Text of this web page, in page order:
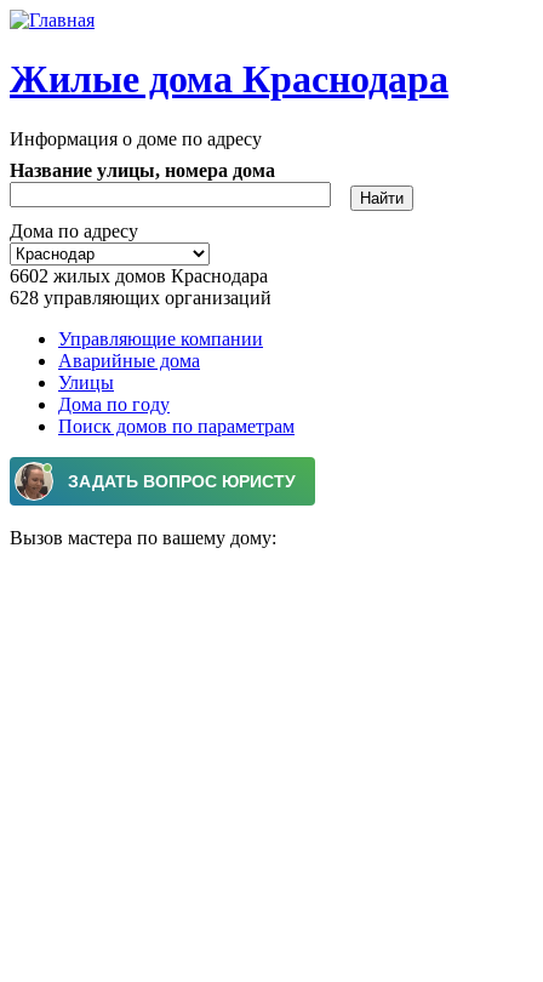
Перейти к основному содержанию
Жилые дома Краснодара
Информация о доме по адресу
Название улицы, номера дома
Дома по адресу
6602 жилых домов Краснодара
628 управляющих организаций
Главное меню
Управляющие компании
Аварийные дома
Улицы
Дома по году
Поиск домов по параметрам
Вызов мастера по вашему дому: